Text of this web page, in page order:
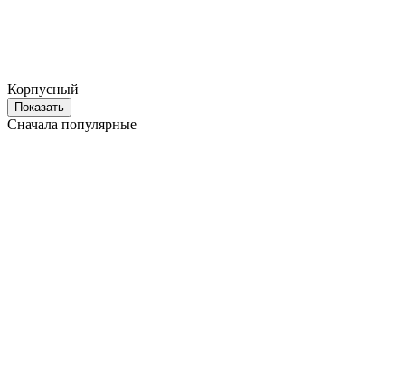
Корпусный
Показать
Сначала популярные